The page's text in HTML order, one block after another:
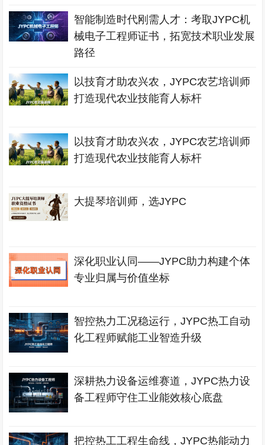
智能制造时代刚需人才：考取JYPC机
械电子工程师证书，拓宽技术职业发展
路径
以技育才助农兴农，JYPC农艺培训师
打造现代农业技能育人标杆
以技育才助农兴农，JYPC农艺培训师
打造现代农业技能育人标杆
大提琴培训师，选JYPC
深化职业认同——JYPC助力构建个体
专业归属与价值坐标
智控热力工况稳运行，JYPC热工自动
化工程师赋能工业智造升级
深耕热力设备运维赛道，JYPC热力设
备工程师守住工业能效核心底盘
把控热工工程生命线，JYPC热能动力